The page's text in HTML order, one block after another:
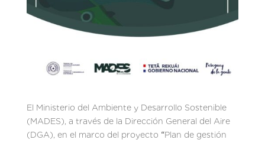
El Ministerio del Ambiente y Desarrollo Sostenible
(MADES), a través de la Dirección General del Aire
(DGA), en el marco del proyecto “Plan de gestión